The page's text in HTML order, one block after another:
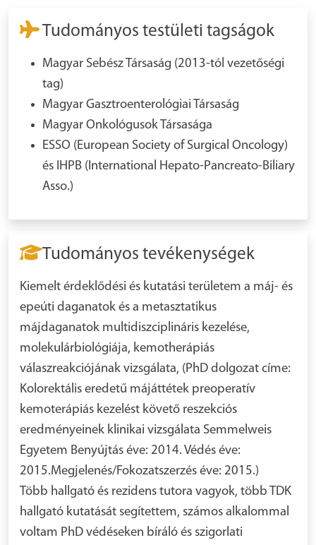
Tudományos testületi tagságok
Magyar Sebész Társaság (2013-tól vezetőségi
tag)
Magyar Gasztroenterológiai Társaság
Magyar Onkológusok Társasága
ESSO (European Society of Surgical Oncology)
és IHPB (International Hepato-Pancreato-Biliary
Asso.)
Tudományos tevékenységek
Kiemelt érdeklődési és kutatási területem a máj- és
epeúti daganatok és a metasztatikus
májdaganatok multidiszciplináris kezelése,
molekulárbiológiája, kemotherápiás
válaszreakciójának vizsgálata, (PhD dolgozat címe:
Kolorektális eredetű májáttétek preoperatív
kemoterápiás kezelést követő reszekciós
eredményeinek klinikai vizsgálata Semmelweis
Egyetem Benyújtás éve: 2014. Védés éve:
2015.Megjelenés/Fokozatszerzés éve: 2015.)
Több hallgató és rezidens tutora vagyok, több TDK
hallgató kutatását segítettem, számos alkalommal
voltam PhD védéseken bíráló és szigorlati